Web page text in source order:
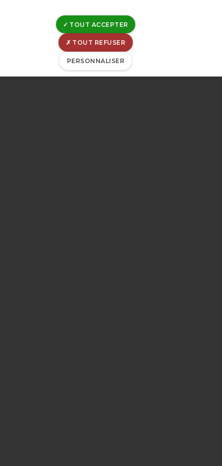
Rue Canal de l'Ourthe, 8
B-4031 Angleur
TOUT ACCEPTER
TOUT REFUSER
PERSONNALISER